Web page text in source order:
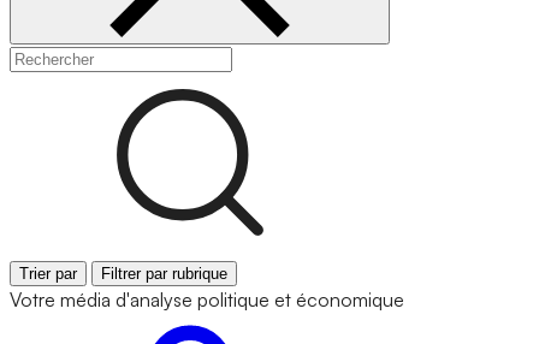
Trier par Filtrer par rubrique
Votre média d'analyse politique et économique